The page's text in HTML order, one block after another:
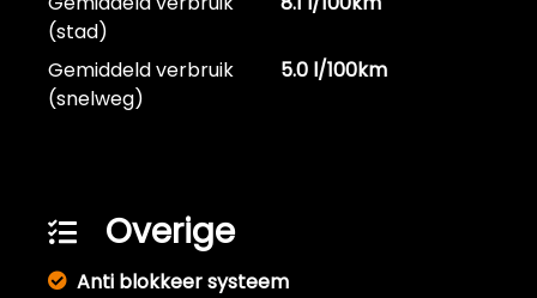
(stad)
Gemiddeld verbruik
(snelweg)
5.0 l/100km
Overige
Anti blokkeer systeem